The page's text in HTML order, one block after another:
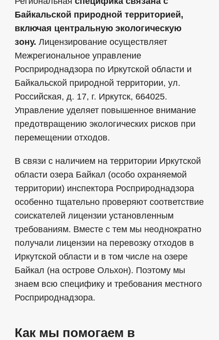
Байкальской природной территорией,
включая центральную экологическую
зону. Лицензирование осуществляет
Межрегиональное управление
Росприроднадзора по Иркутской области и
Байкальской природной территории, ул.
Российская, д. 17, г. Иркутск, 664025.
Управление уделяет повышенное внимание
предотвращению экологических рисков при
перемещении отходов.
В связи с наличием на территории Иркутской
области озера Байкал (особо охраняемой
территории) инспектора Росприроднадзора
особенно тщательно проверяют соответствие
соискателей лицензии установленным
требованиям. Вместе с тем мы неоднократно
получали лицензии на перевозку отходов в
Иркутской области и в том числе на озере
Байкал (на острове Ольхон). Поэтому мы
знаем всю специфику и требования местного
Росприроднадзора.
Как мы помогаем в